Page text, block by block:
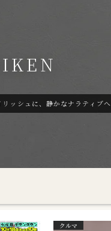
ッシュに、静かなナラティブへ
クルマ